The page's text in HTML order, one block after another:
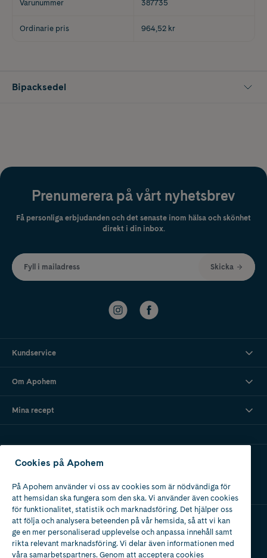
Varunummer 387735
Ordinarie pris 964,52 kr
Bipacksedel
Prenumerera på vårt nyhetsbrev
Få personliga erbjudanden och det senaste inom hälsa och skönhet
direkt i din inbox.
Fyll i mailadress Skicka
Kundservice
Om Apohem
Mina recept
Ladda ner vår app
Apotek med tillstånd
av Läkemedelsverket
Cookies på Apohem
På Apohem använder vi oss av cookies som är nödvändiga för
att hemsidan ska fungera som den ska. Vi använder även cookies
för funktionalitet, statistik och marknadsföring. Det hjälper oss
att följa och analysera beteenden på vår hemsida, så att vi kan
ge en mer personaliserad upplevelse och anpassa innehåll samt
rikta relevant marknadsföring. Vi delar även informationen med
våra samarbetspartners. Genom att acceptera cookies